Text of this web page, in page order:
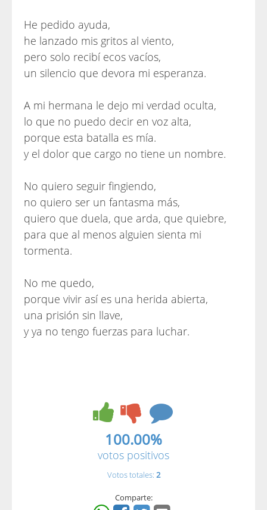
He pedido ayuda,
he lanzado mis gritos al viento,
pero solo recibí ecos vacíos,
un silencio que devora mi esperanza.
A mi hermana le dejo mi verdad oculta,
lo que no puedo decir en voz alta,
porque esta batalla es mía.
y el dolor que cargo no tiene un nombre.
No quiero seguir fingiendo,
no quiero ser un fantasma más,
quiero que duela, que arda, que quiebre,
para que al menos alguien sienta mi
tormenta.
No me quedo,
porque vivir así es una herida abierta,
una prisión sin llave,
y ya no tengo fuerzas para luchar.
100.00%
votos positivos
Votos totales: 2
Comparte: